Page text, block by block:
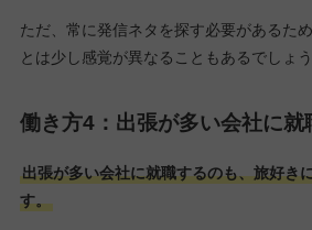
ただ、常に発信ネタを探す必要があるた
とは少し感覚が異なることもあるでしょう
働き方4：出張が多い会社に就
出張が多い会社に就職するのも、旅好き
す。